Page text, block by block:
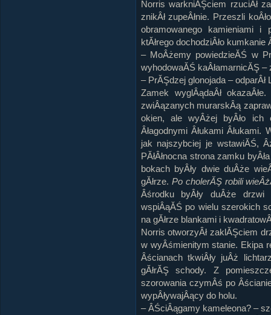
Norris warkniĂŞciem rzuciÂł
znikÂł zupeÂłnie. Przeszli
obramowanego kamieniami i
ktĂłrego dochodziÂło kumkanie
– MoÂżemy powiedzieĂŚ w
wyhodowaĂŚ kaÂłamarnicĂŞ –
– PrĂŞdzej glonojada –
Zamek wyglÂądaÂł
zwiÂązanych murarskÂą
okien, ale wyÂżej byÂło ich
Âłagodnymi Âłukami
jak najszybciej je wstawiĂŚ,
PĂłÂłnocna strona zamku
bokach byÂły dwie duÂże
gĂłrze. Po cholerĂŞ robili
Âśrodku byÂły duÂże drzwi
wspiÂąĂŚ po wielu szerokich
na gĂłrze blankami i
Norris otworzyÂł zaklĂŞciem
w wyÂśmienitym stanie. Ekipa
Âścianach tkwiÂły juÂż
gĂłrĂŞ schody. Z
szorowania czymÂś po
wypÂływajÂący do holu.
– ÂŚciÂągamy kameleona? –